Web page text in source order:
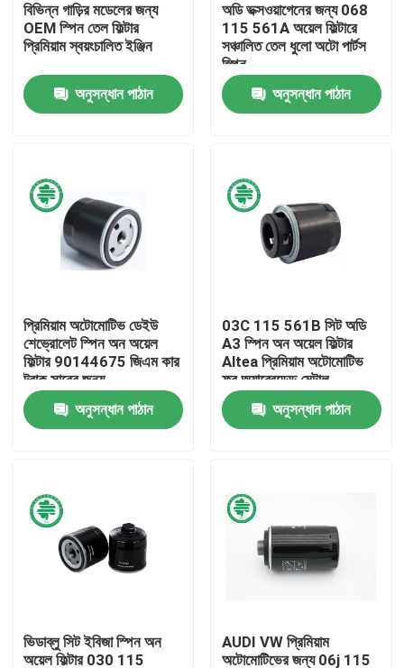
পণ্য
ভিডিও
আমাদের সম্পর্কে
কারখানা ভ্রমণ
মান নিয়ন্ত্রণ
স্বয়ংচালিত কেবিন এয়ার ফিল্টার
বিভিন্ন গাড়ির মডেলের জন্য
OEM স্পিন তেল ফিল্টার
প্রিমিয়াম স্বয়ংচালিত ইঞ্জিন
অনুসন্ধান পাঠান
অডি ভক্সওয়াগেনের জন্য 068
115 561A অয়েল ফিল্টারে
সঞ্চালিত তেল ধুলো অটো পার্টস
স্পিন
অনুসন্ধান পাঠান
প্রিমিয়াম অটোমোটিভ ডেইউ
শেভ্রোলেট স্পিন অন অয়েল
ফিল্টার 90144675 জিএম কার
ট্রাক সাবের জন্য
অনুসন্ধান পাঠান
03C 115 561B সিট অডি
A3 স্পিন অন অয়েল ফিল্টার
Altea প্রিমিয়াম অটোমোটিভ
ফর অ্যাব্রেডেড মেটাল
অনুসন্ধান পাঠান
ভিডাব্লু সিট ইবিজা স্পিন অন
অয়েল ফিল্টার 030 115
AUDI VW প্রিমিয়াম
অটোমোটিভের জন্য 06j 115